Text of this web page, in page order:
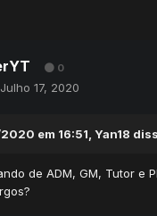
0
Julho 17, 2020
em 16:51, Yan18
de ADM, GM, Tutor e